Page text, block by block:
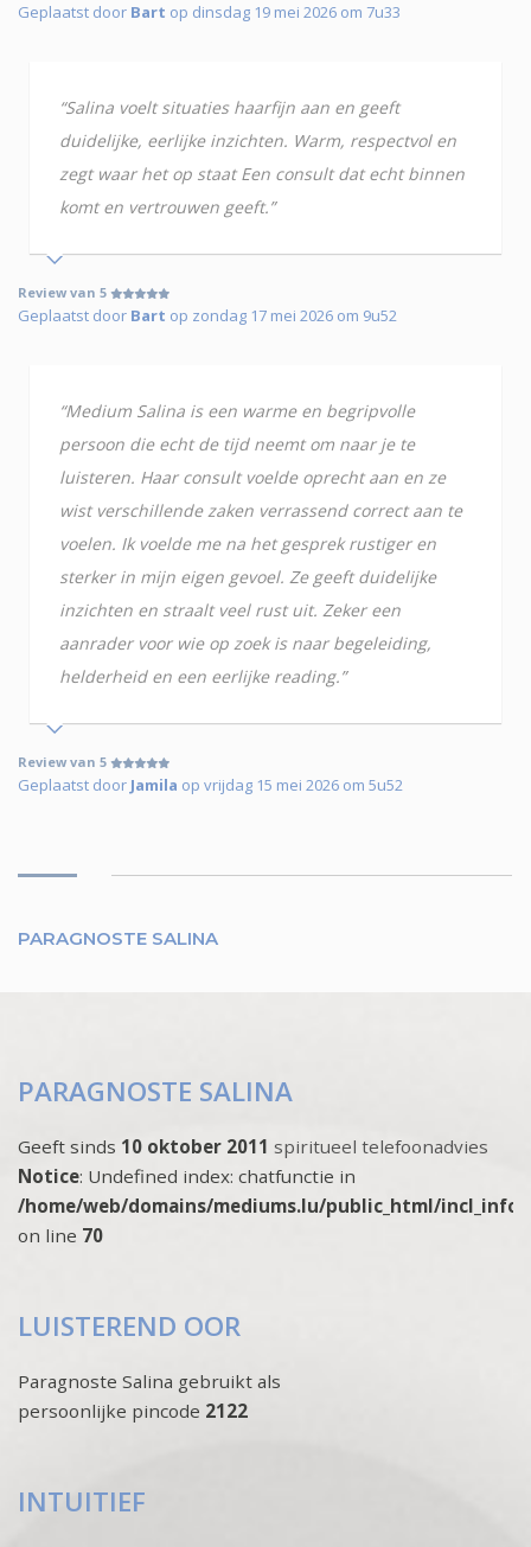
Geplaatst door Bart op dinsdag 19 mei 2026 om 7u33
“Salina voelt situaties haarfijn aan en geeft
duidelijke, eerlijke inzichten. Warm, respectvol en
zegt waar het op staat Een consult dat echt binnen
komt en vertrouwen geeft.”
Review van 5
Geplaatst door Bart op zondag 17 mei 2026 om 9u52
“Medium Salina is een warme en begripvolle
persoon die echt de tijd neemt om naar je te
luisteren. Haar consult voelde oprecht aan en ze
wist verschillende zaken verrassend correct aan te
voelen. Ik voelde me na het gesprek rustiger en
sterker in mijn eigen gevoel. Ze geeft duidelijke
inzichten en straalt veel rust uit. Zeker een
aanrader voor wie op zoek is naar begeleiding,
helderheid en een eerlijke reading.”
Review van 5
Geplaatst door Jamila op vrijdag 15 mei 2026 om 5u52
PARAGNOSTE SALINA
PARAGNOSTE SALINA
Geeft sinds 10 oktober 2011 spiritueel telefoonadvies
Notice: Undefined index: chatfunctie in
/home/web/domains/mediums.lu/public_html/
on line 70
LUISTEREND OOR
Paragnoste Salina gebruikt als
persoonlijke pincode 2122
INTUITIEF